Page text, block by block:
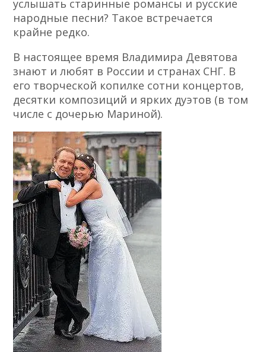
услышать старинные романсы и русские
народные песни? Такое встречается
крайне редко.
В настоящее время Владимира Девятова
знают и любят в России и странах СНГ. В
его творческой копилке сотни концертов,
десятки композиций и ярких дуэтов (в том
числе с дочерью Мариной).